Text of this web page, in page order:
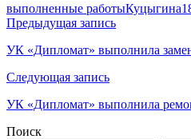
выполненные работы
Навигация
по
записям
Предыдущая запись
УК «Дипломат» выполнила
Следующая запись
УК «Дипломат» выполнила
Поиск